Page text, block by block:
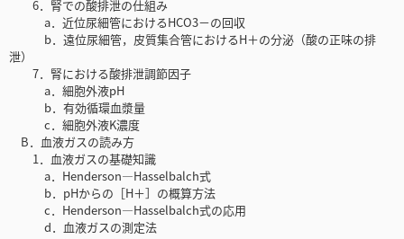
6．腎での酸排泄の仕組み
a．近位尿細管におけるHCO3－の回収
b．遠位尿細管，皮質集合管におけるH＋の分泌（酸の正味の排
泄）
7．腎における酸排泄調節因子
a．細胞外液pH
b．有効循環血漿量
c．細胞外液K濃度
B．血液ガスの読み方
1．血液ガスの基礎知識
a．Henderson—Hasselbalch式
b．pHからの［H＋］の概算方法
c．Henderson—Hasselbalch式の応用
d．血液ガスの測定法